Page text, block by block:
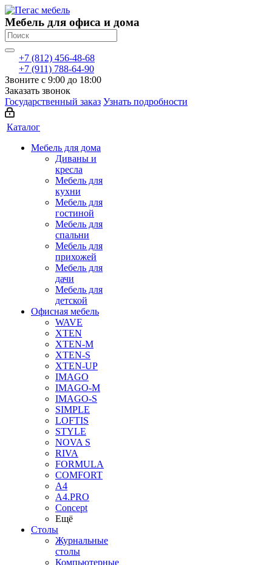
Мебель для офиса и дома
+7 (812) 456-48-68
+7 (911) 788-64-90
Звоните с 9:00 до 18:00
Заказать звонок
Государственный заказ Узнать подробности
Каталог
Мебель для дома
Диваны и
кресла
Мебель для
кухни
Мебель для
гостиной
Мебель для
спальни
Мебель для
прихожей
Мебель для
дачи
Мебель для
детской
Офисная мебель
WAVE
XTEN
XTEN-M
XTEN-S
XTEN-UP
IMAGO
IMAGO-M
IMAGO-S
SIMPLE
LOFTIS
STYLE
NOVA S
RIVA
FORMULA
COMFORT
A4
A4.PRO
Concept
Ещё
Столы
Журнальные
столы
Компьютерные